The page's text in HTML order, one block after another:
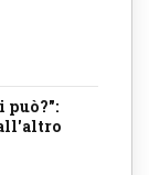
può?":